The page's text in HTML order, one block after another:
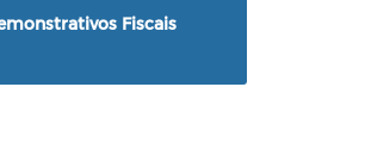
Fiscais